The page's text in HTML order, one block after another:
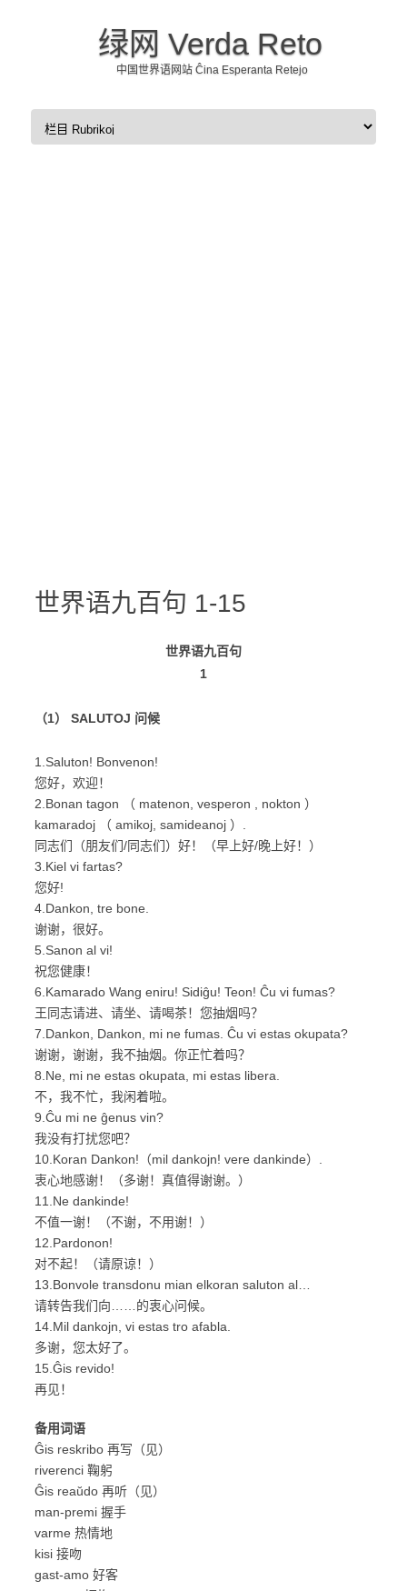
绿网 Verda Reto
中国世界语网站 Ĉina Esperanta Retejo
Skip to content
世界语九百句 1-15
世界语九百句
1
（1） SALUTOJ 问候
1.Saluton! Bonvenon!
您好，欢迎！
2.Bonan tagon （ matenon, vesperon , nokton ）
kamaradoj （ amikoj, samideanoj ）.
同志们（朋友们/同志们）好！（早上好/晚上好！）
3.Kiel vi fartas?
您好!
4.Dankon, tre bone.
谢谢，很好。
5.Sanon al vi!
祝您健康！
6.Kamarado Wang eniru! Sidiĝu! Teon! Ĉu vi fumas?
王同志请进、请坐、请喝茶！您抽烟吗？
7.Dankon, Dankon, mi ne fumas. Ĉu vi estas okupata?
谢谢，谢谢，我不抽烟。你正忙着吗？
8.Ne, mi ne estas okupata, mi estas libera.
不，我不忙，我闲着啦。
9.Ĉu mi ne ĝenus vin?
我没有打扰您吧？
10.Koran Dankon!（mil dankojn! vere dankinde）.
衷心地感谢！（多谢！真值得谢谢。）
11.Ne dankinde!
不值一谢！（不谢，不用谢！）
12.Pardonon!
对不起！（请原谅！）
13.Bonvole transdonu mian elkoran saluton al…
请转告我们向……的衷心问候。
14.Mil dankojn, vi estas tro afabla.
多谢，您太好了。
15.Ĝis revido!
再见！
备用词语
Ĝis reskribo 再写（见）
riverenci 鞠躬
Ĝis reaŭdo 再听（见）
man-premi 握手
varme 热情地
kisi 接吻
gast-amo 好客